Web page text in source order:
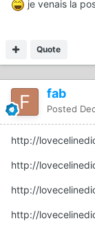
je venais la
Quote
fab
Posted
http://
http://
http://
http://